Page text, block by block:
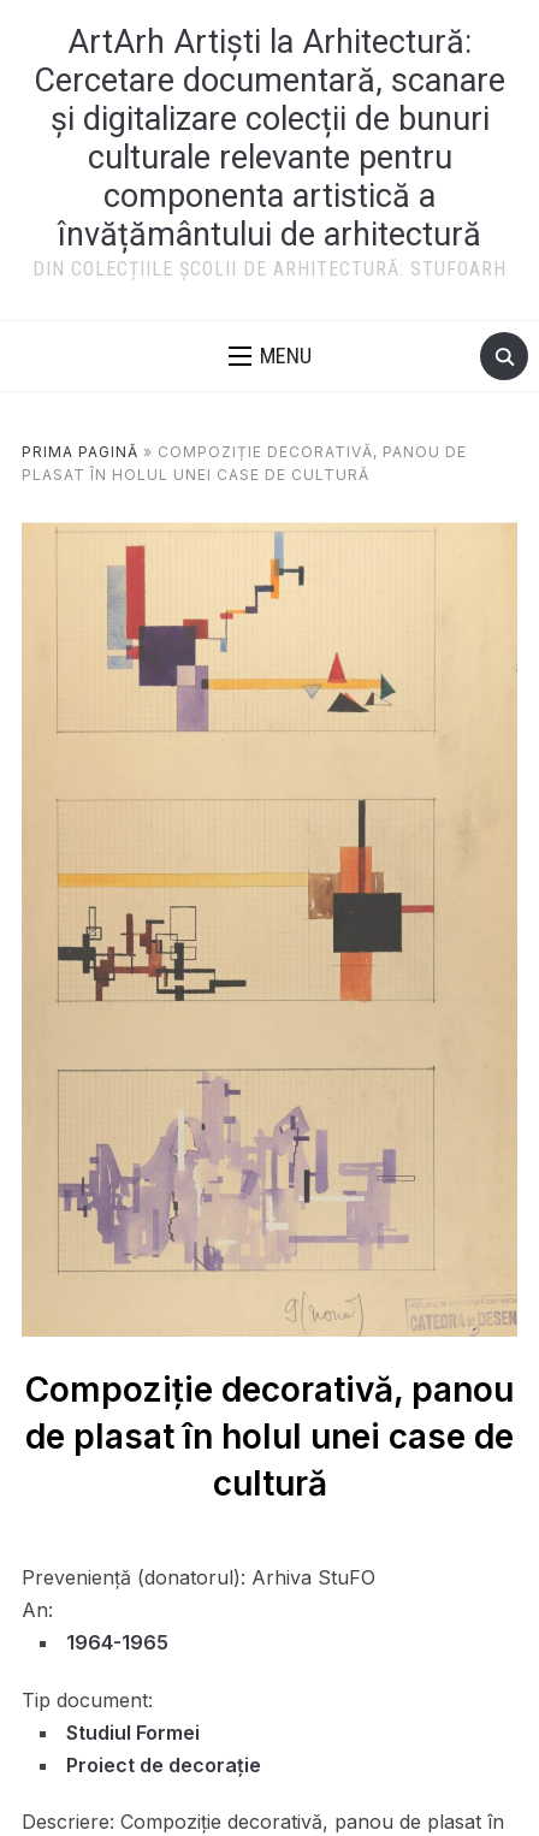
ArtArh Artiști la Arhitectură:
Cercetare documentară, scanare
și digitalizare colecții de bunuri
culturale relevante pentru
componenta artistică a
învățământului de arhitectură
DIN COLECȚIILE ȘCOLII DE ARHITECTURĂ: STUFOARH
MENU
PRIMA PAGINĂ » COMPOZIȚIE DECORATIVĂ, PANOU DE
PLASAT ÎN HOLUL UNEI CASE DE CULTURĂ
Compoziție decorativă, panou
de plasat în holul unei case de
cultură
Preveniență (donatorul): Arhiva StuFO
An:
1964-1965
Tip document:
Studiul Formei
Proiect de decorație
Descriere: Compoziție decorativă, panou de plasat în